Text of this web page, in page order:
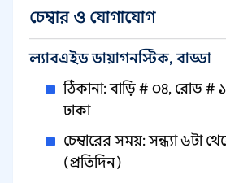
চেম্বার ও যোগাযোগ
ল্যাবএইড ডায়াগনস্টিক, বাড্ডা
ঠিকানা: বাড়ি # ০৪, রোড #
ঢাকা
চেম্বারের সময়: সন্ধ্যা ৬টা
(প্রতিদিন)